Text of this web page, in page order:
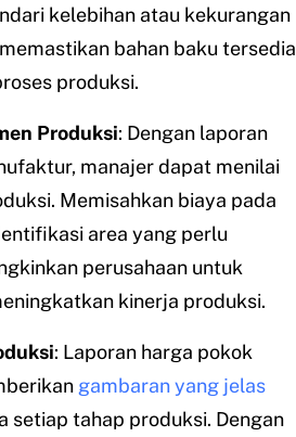
kelebihan atau kekurangan
bahan baku tersedia
produksi.
Produksi: Dengan laporan
manajer dapat menilai
Memisahkan biaya pada
area yang perlu
perusahaan untuk
kinerja produksi.
: Laporan harga pokok
gambaran yang jelas
setiap tahap produksi. Dengan